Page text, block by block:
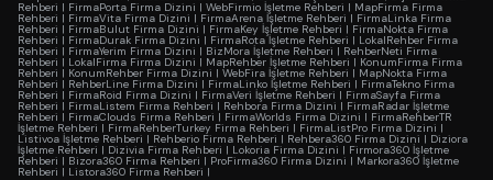
Rehberi | FirmaPorta Firma Dizini | WebFirmio İşletme Rehberi | MapFirma Firma
Rehberi | FirmaVita Firma Dizini | FirmaArena İşletme Rehberi | FirmaLinka Firma
Rehberi | FirmaBulut Firma Dizini | FirmaKey İşletme Rehberi | FirmaNokta Firma
Rehberi | FirmaDurak Firma Dizini | FirmaRota İşletme Rehberi | LokalRehber Firma
Rehberi | FirmaYerim Firma Dizini | BizMora İşletme Rehberi | RehberNeti Firma
Rehberi | LokalFirma Firma Dizini | MapRehber İşletme Rehberi | KonumFirma Firma
Rehberi | KonumRehber Firma Dizini | WebFira İşletme Rehberi | MapNokta Firma
Rehberi | RehberLine Firma Dizini | FirmaLinko İşletme Rehberi | FirmaTekno Firma
Rehberi | FirmaRoid Firma Dizini | FirmaVeri İşletme Rehberi | FirmaSayfa Firma
Rehberi | FirmaListem Firma Rehberi | Rehbora Firma Dizini | FirmaRadar İşletme
Rehberi | FirmaClouds Firma Rehberi | FirmaWorlds Firma Dizini | FirmaRehberTR
İşletme Rehberi | FirmaRehberTurkey Firma Rehberi | FirmaListPro Firma Dizini |
Listivoa İşletme Rehberi | Rehberio Firma Rehberi | Rehbera360 Firma Dizini | Diziora
İşletme Rehberi | Dizivia Firma Rehberi | Lokoria Firma Dizini | Firmora360 İşletme
Rehberi | Bizora360 Firma Rehberi | ProFirma360 Firma Dizini | Markora360 İşletme
Rehberi | Listora360 Firma Rehberi |